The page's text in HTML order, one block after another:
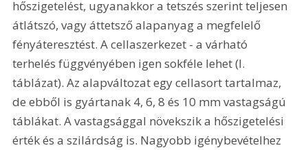
hőszigetelést, ugyanakkor a tetszés szerint teljesen
átlátszó, vagy áttetsző alapanyag a megfelelő
fényáteresztést. A cellaszerkezet - a várható
terhelés függvényében igen sokféle lehet (I.
táblázat). Az alapváltozat egy cellasort tartalmaz,
de ebből is gyártanak 4, 6, 8 és 10 mm vastagságú
táblákat. A vastagsággal növekszik a hőszigetelési
érték és a szilárdság is. Nagyobb igénybevételhez